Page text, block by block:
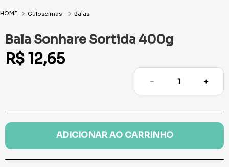
Guloseimas Balas
Bala Sonhare Sortida 400g
R$ 12,65
＋
－
ADICIONAR AO CARRINHO